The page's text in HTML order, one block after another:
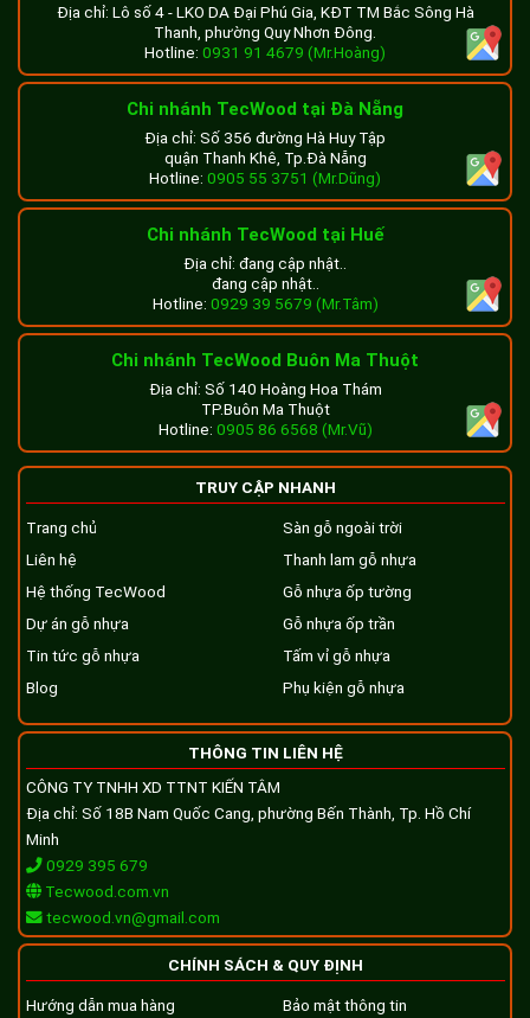
Địa chỉ: Lô số 4 - LKO DA Đại Phú Gia, KĐT TM Bắc Sông Hà
Thanh, phường Quy Nhơn Đông.
Hotline: 0931 91 4679 (Mr.Hoàng)
Chi nhánh TecWood tại Đà Nẵng
Địa chỉ: Số 356 đường Hà Huy Tập
quận Thanh Khê, Tp.Đà Nẵng
Hotline: 0905 55 3751 (Mr.Dũng)
Chi nhánh TecWood tại Huế
Địa chỉ: đang cập nhật..
đang cập nhật..
Hotline: 0929 39 5679 (Mr.Tâm)
Chi nhánh TecWood Buôn Ma Thuột
Địa chỉ: Số 140 Hoàng Hoa Thám
TP.Buôn Ma Thuột
Hotline: 0905 86 6568 (Mr.Vũ)
TRUY CẬP NHANH
Trang chủ
Liên hệ
Hệ thống TecWood
Dự án gỗ nhựa
Tin tức gỗ nhựa
Blog
Sàn gỗ ngoài trời
Thanh lam gỗ nhựa
Gỗ nhựa ốp tường
Gỗ nhựa ốp trần
Tấm vỉ gỗ nhựa
Phụ kiện gỗ nhựa
THÔNG TIN LIÊN HỆ
CÔNG TY TNHH XD TTNT KIẾN TÂM
Địa chỉ: Số 18B Nam Quốc Cang, phường Bến Thành, Tp. Hồ Chí
Minh
0929 395 679
Tecwood.com.vn
tecwood.vn@gmail.com
CHÍNH SÁCH & QUY ĐỊNH
Hướng dẫn mua hàng Bảo mật thông tin